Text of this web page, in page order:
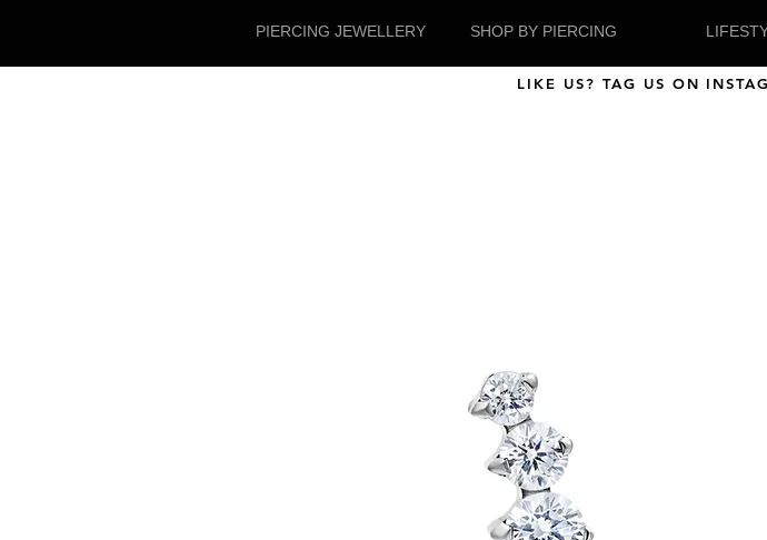
PIERCING JEWELLERY SHOP BY PIERCING
LIKE US? TAG US ON